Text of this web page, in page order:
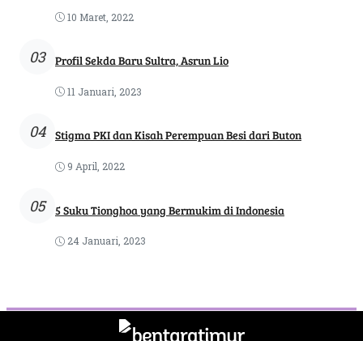
10 Maret, 2022
03 Profil Sekda Baru Sultra, Asrun Lio
11 Januari, 2023
04 Stigma PKI dan Kisah Perempuan Besi dari Buton
9 April, 2022
05 5 Suku Tionghoa yang Bermukim di Indonesia
24 Januari, 2023